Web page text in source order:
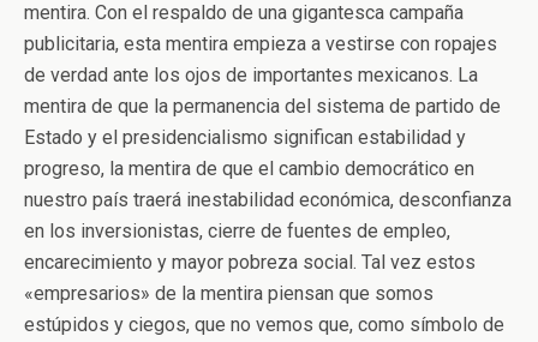
mentira. Con el respaldo de una gigantesca campaña
publicitaria, esta mentira empieza a vestirse con ropajes
de verdad ante los ojos de importantes mexicanos. La
mentira de que la permanencia del sistema de partido de
Estado y el presidencialismo significan estabilidad y
progreso, la mentira de que el cambio democrático en
nuestro país traerá inestabilidad económica, desconfianza
en los inversionistas, cierre de fuentes de empleo,
encarecimiento y mayor pobreza social. Tal vez estos
«empresarios» de la mentira piensan que somos
estúpidos y ciegos, que no vemos que, como símbolo de